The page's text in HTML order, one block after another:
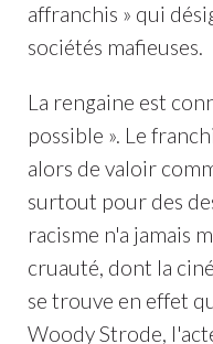
affranchis » qui
sociétés mafieuses.
La rengaine est
possible ». Le
alors de valoir
surtout pour des
racisme n'a jamais
cruauté, dont la
se trouve en effet
Woody Strode,